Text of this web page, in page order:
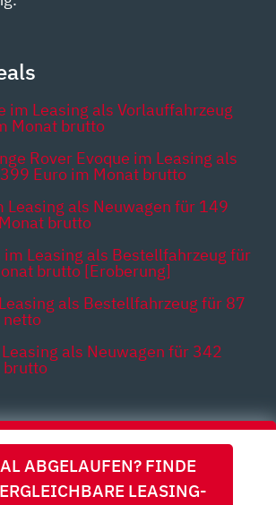
ABGELAUFEN? FINDE
LEASING-
im Leasing als Vorlauffahrzeug
Monat brutto
Rover Evoque im Leasing als
Euro im Monat brutto
Leasing als Neuwagen für 149
brutto
Leasing als Bestellfahrzeug für
brutto [Eroberung]
als Bestellfahrzeug für 87
netto
als Neuwagen für 342
brutto